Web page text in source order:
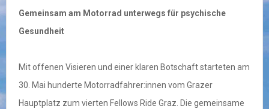
Gemeinsam am Motorrad unterwegs für psychische
Gesundheit
Mit offenen Visieren und einer klaren Botschaft starteten am
30. Mai hunderte Motorradfahrer:innen vom Grazer
Hauptplatz zum vierten Fellows Ride Graz. Die gemeinsame